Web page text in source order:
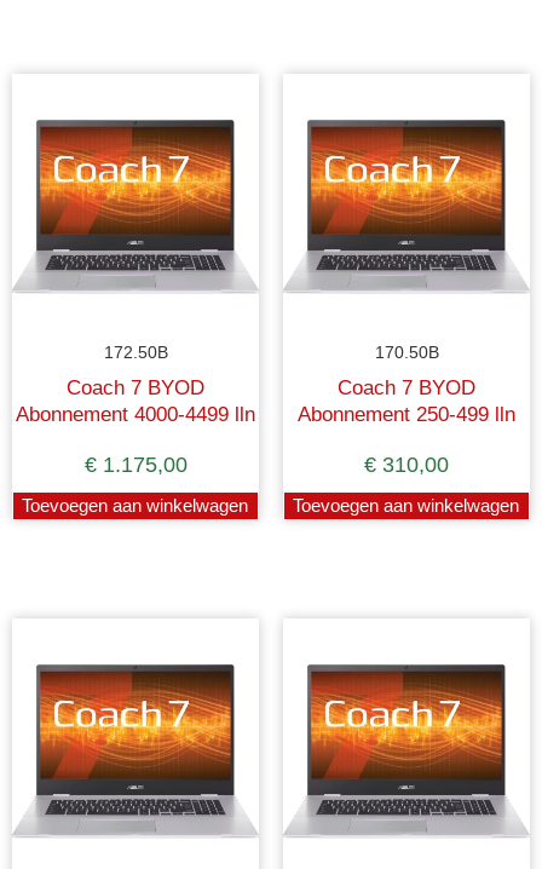
172.50B
Coach 7 BYOD
Abonnement 4000-4499 lln
€1.175,00
Toevoegen aan winkelwagen
170.50B
Coach 7 BYOD
Abonnement 250-499 lln
€ 310,00
Toevoegen aan winkelwagen